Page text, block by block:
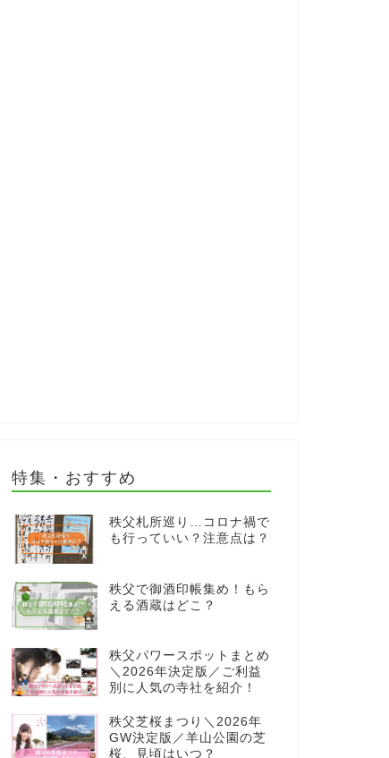
特集・おすすめ
秩父札所巡り…コロナ禍で
も行っていい？注意点は？
秩父で御酒印帳集め！もら
える酒蔵はどこ？
秩父パワースポットまとめ
＼2026年決定版／ご利益
別に人気の寺社を紹介！
秩父芝桜まつり＼2026年
GW決定版／羊山公園の芝
桜、見頃はいつ？